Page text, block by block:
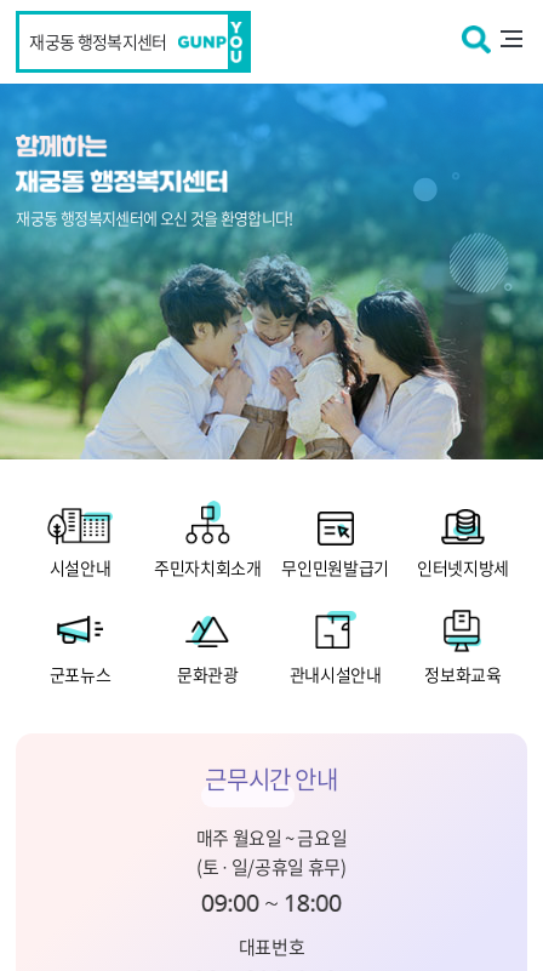
본문 바로가기
재궁동 행정복지센터
재궁동 행정복지센터에 오신 것을 환영합니다!
시설안내 주민자치회소개 무인민원발급기 인터넷지방세
군포뉴스 문화관광 관내시설안내 정보화교육
근무시간안내
매주 월요일 ~ 금요일
(토 · 일/공휴일 휴무)
대표번호